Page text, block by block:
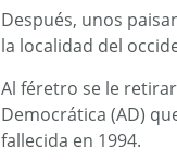
Después, unos
la localidad del
Al féretro se le
Democrática (AD)
fallecida en 1994.